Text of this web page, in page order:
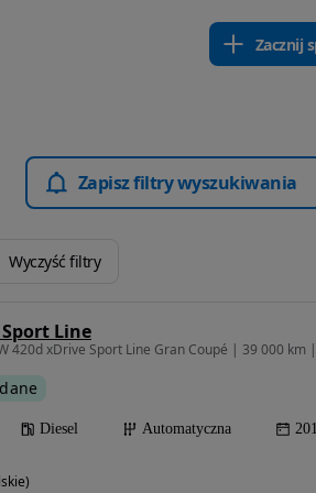
Zacznij
Zapisz filtry wyszukiwania
Wyczyść filtry
Sport Line
420d xDrive Sport Line Gran Coupé | 39 000 km
Diesel Automatyczna